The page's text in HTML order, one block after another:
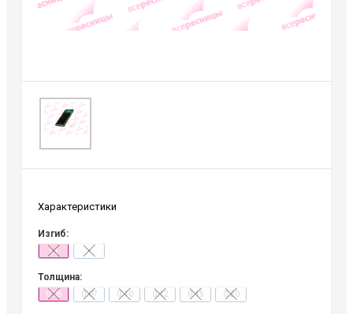
Характеристики
Изгиб:
L+ -
Толщина:
0.05 0.07 0.10 0.12 0.15 0.20